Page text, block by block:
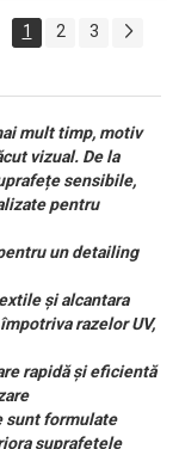
1 2 3
mult timp, motiv
vizual. De la
sensibile,
pentru
un detailing
și alcantara
razelor UV,
rapidă și eficientă
sunt formulate
suprafețele